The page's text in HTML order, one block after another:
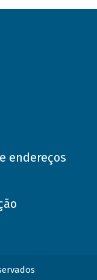
endereços